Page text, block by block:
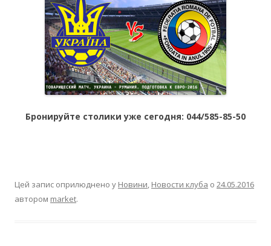
Бронируйте столики уже сегодня: 044/585-85-50
Цей запис оприлюднено у Новини, Новости клуба о 24.05.2016
автором market.